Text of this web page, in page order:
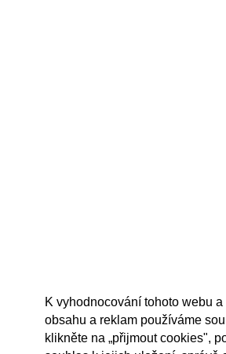
K vyhodnocování tohoto webu
obsahu a reklam používáme
klikněte na „přijmout cookies",